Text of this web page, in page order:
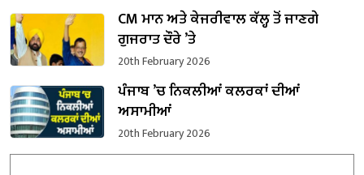
CM ਮਾਨ ਅਤੇ ਕੇਜਰੀਵਾਲ ਕੱਲ੍ਹ ਤੋਂ ਜਾਣਗੇ
ਗੁਜਰਾਤ ਦੌਰੇ ’ਤੇ
20th February 2026
ਪੰਜਾਬ ’ਚ ਨਿਕਲੀਆਂ ਕਲਰਕਾਂ ਦੀਆਂ
ਅਸਾਮੀਆਂ
20th February 2026